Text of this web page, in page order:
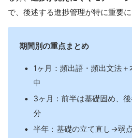
で、後述する進捗管理が特に重要に
期間別の重点まとめ
1ヶ月：頻出語・頻出文法
中
3ヶ月：前半は基礎固め、
分
半年：基礎の立て直し→弱